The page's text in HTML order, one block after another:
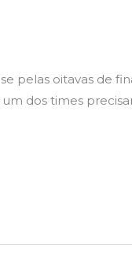
pelas oitavas de
dos times